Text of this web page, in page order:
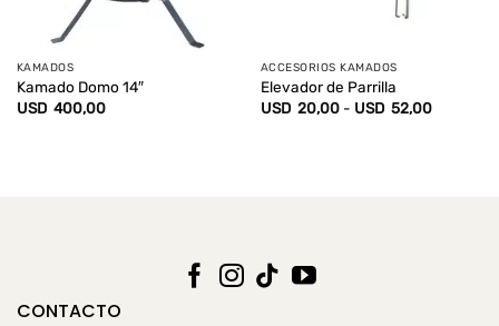
KAMADOS
Kamado Domo 14″
USD 400,00
ACCESORIOS KAMADOS
Elevador de Parrilla
USD 20,00 - USD 52,00Rango
CONTACTO